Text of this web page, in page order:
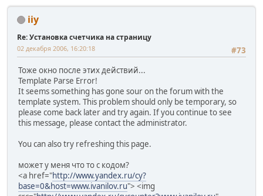
iiy
Re: Установка счетчика на страницу
#73
02 декабря 2006, 16:20:18
Тоже окно после этих действий...
Template Parse Error!
It seems something has gone sour on the forum with the
template system. This problem should only be temporary, so
please come back later and try again. If you continue to see
this message, please contact the administrator.
You can also try refreshing this page.
может у меня что то с кодом?
<a href="http://www.yandex.ru/cy?
base=0&host=www.ivanilov.ru"> <img